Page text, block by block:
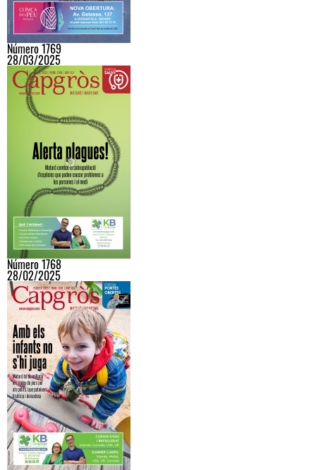
Número 1769
28/03/2025
Número 1768
28/02/2025